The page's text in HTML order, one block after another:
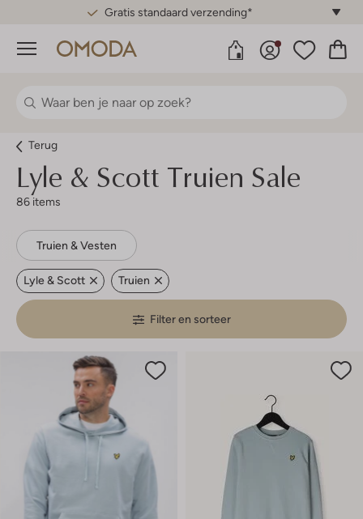
Gratis standaard verzending*
Menu
Terug
Lyle & Scott Truien Sale
86 items
Truien & Vesten
Lyle & Scott Truien
Filter en sorteer